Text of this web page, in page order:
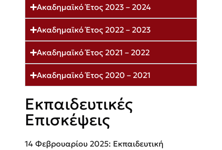
Ακαδημαϊκό Έτος 2023 – 2024
Ακαδημαϊκό Έτος 2022 – 2023
Ακαδημαϊκό Έτος 2021 – 2022
Ακαδημαϊκό Έτος 2020 – 2021
Εκπαιδευτικές
Επισκέψεις
14 Φεβρουαρίου 2025: Εκπαιδευτική